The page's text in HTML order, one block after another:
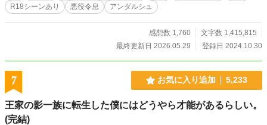
R18シーンあり 悪役令息 アンダルシュ
感想数 1,760
文字数 1,415,815
最終更新日 2026.05.29
登録日 2024.10.30
7 お気に入り追加 5,233
王家の影一族に転生した僕にはどうやら才能があるらしい。
(完結)